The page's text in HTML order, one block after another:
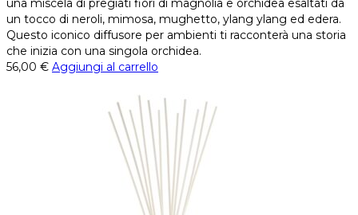
una miscela di pregiati fiori di magnolia e orchidea esaltati da
un tocco di neroli, mimosa, mughetto, ylang ylang ed edera.
Questo iconico diffusore per ambienti ti racconterà una storia
che inizia con una singola orchidea.
56,00 € Aggiungi al carrello